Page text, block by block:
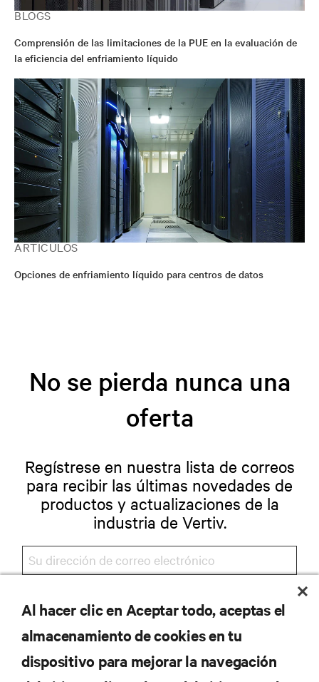
BLOGS
Comprensión de las limitaciones de la PUE en la evaluación de
la eficiencia del enfriamiento líquido
ARTÍCULOS
Opciones de enfriamiento líquido para centros de datos
No se pierda nunca una
oferta
Regístrese en nuestra lista de correos
para recibir las últimas novedades de
productos y actualizaciones de la
industria de Vertiv.
REGISTRARSE
Al hacer clic en Aceptar todo, aceptas el
almacenamiento de cookies en tu
dispositivo para mejorar la navegación